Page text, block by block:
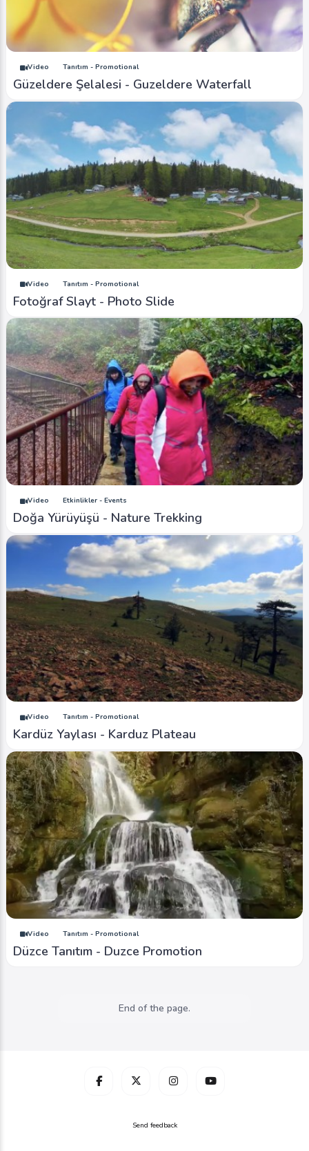
Video Tanıtım - Promotional
Güzeldere Şelalesi - Guzeldere Waterfall
Video Tanıtım - Promotional
Fotoğraf Slayt - Photo Slide
Video Etkinlikler - Events
Doğa Yürüyüşü - Nature Trekking
Video Tanıtım - Promotional
Kardüz Yaylası - Karduz Plateau
Video Tanıtım - Promotional
Düzce Tanıtım - Duzce Promotion
End of the page.
Send feedback